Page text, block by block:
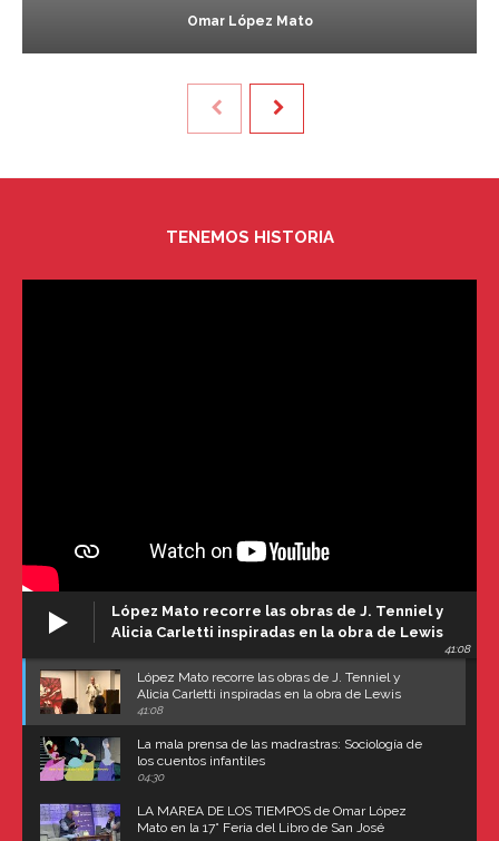
Omar López Mato
TENEMOS HISTORIA
López Mato recorre las obras de J. Tenniel y
Alicia Carletti inspiradas en la obra de Lewis
41:08
López Mato recorre las obras de J. Tenniel y
Alicia Carletti inspiradas en la obra de Lewis
Carroll
41:08
La mala prensa de las madrastras: Sociología de
los cuentos infantiles
04:30
LA MAREA DE LOS TIEMPOS de Omar López
Mato en la 17° Feria del Libro de San José